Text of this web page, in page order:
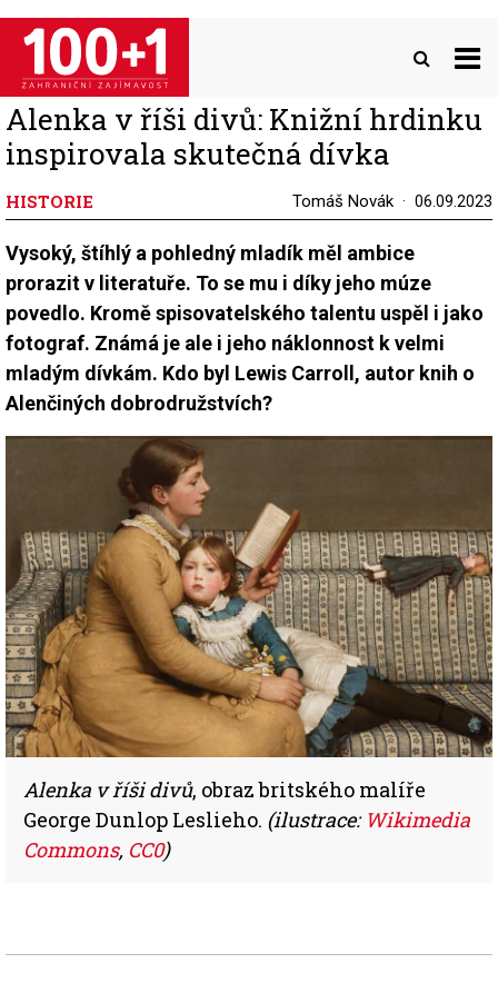
Přejít
hlavnímu
obsahu
Alenka v říši divů: Knižní hrdinku
inspirovala skutečná dívka
HISTORIE Tomáš Novák 06.09.2023
Vysoký, štíhlý a pohledný mladík měl ambice
prorazit v literatuře. To se mu i díky jeho múze
povedlo. Kromě spisovatelského talentu uspěl i jako
fotograf. Známá je ale i jeho náklonnost k velmi
mladým dívkám. Kdo byl Lewis Carroll, autor knih o
Alenčiných dobrodružstvích?
Alenka v říši divů, obraz britského malíře
George Dunlop Leslieho. (ilustrace: Wikimedia
Commons, CC0)